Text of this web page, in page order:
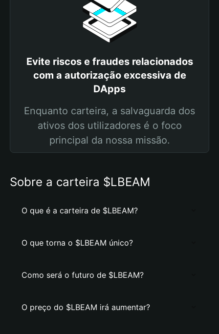
Evite riscos e fraudes relacionados
com a autorização excessiva de
DApps
Enquanto carteira, a salvaguarda dos
ativos dos utilizadores é o foco
principal da nossa missão.
Sobre a carteira $LBEAM
O que é a carteira de $LBEAM?
O que torna o $LBEAM único?
Como será o futuro de $LBEAM?
O preço do $LBEAM irá aumentar?